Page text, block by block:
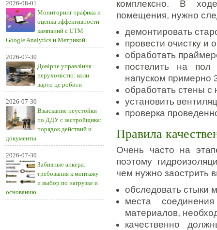
2026-08-01
Мониторинг трафика и
оценка эффективности
кампаний с UTM
Google Analytics и Метрикой
2026-07-30
Довірче управління
нерухомістю: коли
варто це робити
2026-07-30
Взыскание неустойки
по ДДУ с застройщика:
порядок действий и
документы
2026-07-30
Забивные анкера:
требования к монтажу
и выбор по нагрузке и
основанию
комплексно. В
помещения, нужно
демонтировать
провести очистку и
обработать
постелить на пол
напуском примерно
обработать стены с
установить
проверка
Правила
Очень часто на
поэтому
чем нужно заострить
обследовать стыки
места
материалов,
качественно